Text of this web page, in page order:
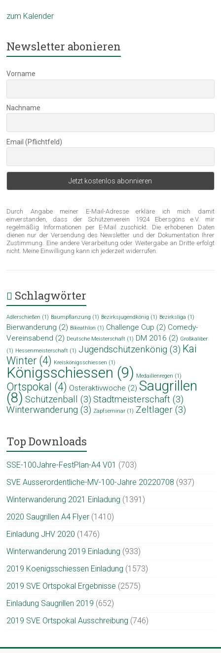
zum Kalender
Newsletter abonieren
Vorname
Nachname
Email (Pflichtfeld)
Durch Angabe meiner E-Mail-Adresse erkläre ich mich damit
einverstanden, dass der Schützenverein 1924 Ebersgöns e.V. mir
regelmäßig Informationen per E-Mail zuschickt. Die erhobenen Daten
dienen nur der Versendung des Newsletter und der Dokumentation Ihrer
Zustimmung. Eine andere Verarbeitung oder Weitergabe an Dritte erfolgt
nicht. Meine Einwilligung kann ich jederzeit widerrufen.
Schlagwörter
Adlerschießen (1) Baumpflanzung (1) Bezirksjugendkönig (1) Bezirksliga (1)
Bierwanderung (2) Bikeathlon (1) Challenge Cup (2) Comedy-
Vereinsabend (2) Deutsche Meisterschaft (1) DM 2016 (2) Großkaliber
(1) Hessenmeisterschaft (1) Jugendschützenkönig (3) Kai
Winter (4) Kreiskönigsschiessen (1)
Königsschiessen (9) Medaillenregen (1)
Ortspokal (4) Osteraktivwoche (2) Saugrillen
(8) Schützenball (3) Stadtmeisterschaft (3)
Winterwanderung (3) Zapfseminar (1) Zeltlager (3)
Top Downloads
SSE-100Jahre-FestPlan-A4 V01 (703)
SVE Ausserordentliche-MV-100-Jahre 20220708 (937)
Winterwanderung 2021 Einladung (1391)
2020 Saugrillen A4 Flyer (1410)
Einladung JHV 2020 (1476)
Winterwanderung 2019 Einladung (933)
2019 Koenigsschiessen Einladung (1573)
2019 SVE Ortspokal Ergebnisse (2575)
Einladung Saugrillen 2019 (652)
2019 SVE Ortspokal Ausschreibung (746)